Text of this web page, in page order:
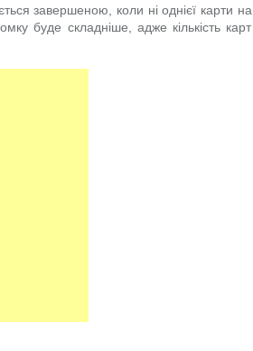
завершеною, коли ні однієї карти на
буде складніше, адже кількість карт